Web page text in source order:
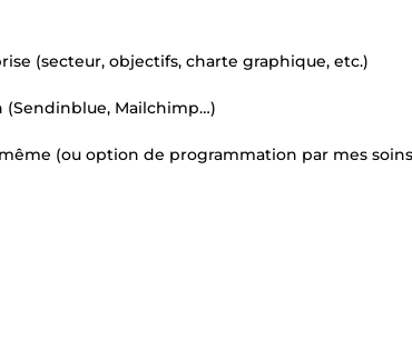
(secteur, objectifs, charte graphique, etc.)
Mailchimp…)
(ou option de programmation par mes